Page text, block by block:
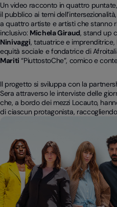
Un video racconto in quattro
il pubblico ai temi
a quattro artiste e artisti che stanno
inclusivo: Michela Giraud, stand up
Ninivaggi, tatuatrice e imprenditrice,
equità sociale e fondatrice di
Mariti “PiuttostoChe”, comico e
Il progetto si sviluppa con la
Sera attraverso le interviste delle
che, a bordo dei mezzi Locauto,
di ciascun protagonista,